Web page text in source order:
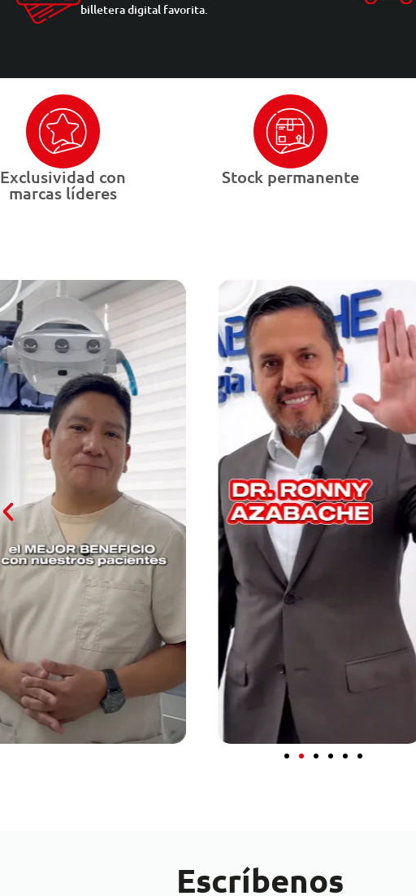
billetera digital favorita.
Exclusividad con
marcas líderes
Stock permanente
Escríbenos